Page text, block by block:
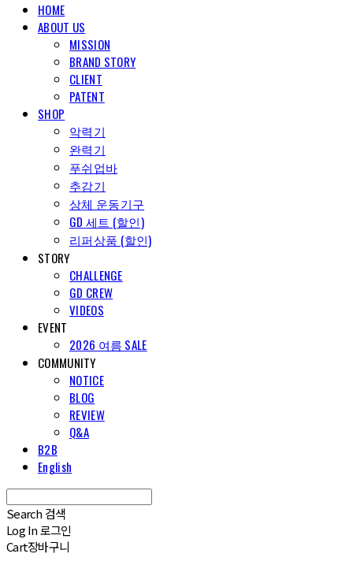
HOME
ABOUT US
MISSION
BRAND STORY
CLIENT
PATENT
SHOP
악력기
완력기
푸쉬업바
추감기
상체 운동기구
GD 세트 (할인)
리퍼상품 (할인)
STORY
CHALLENGE
GD CREW
VIDEOS
EVENT
2026 여름 SALE
COMMUNITY
NOTICE
BLOG
REVIEW
Q&A
B2B
English
Search 검색
Log In로그인
Cart장바구니